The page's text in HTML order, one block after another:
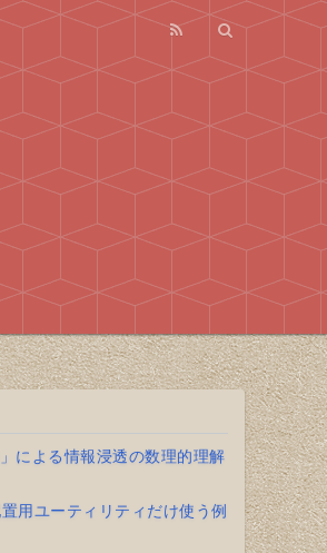
による情報浸透の数理的理解
用ユーティリティだけ使う例